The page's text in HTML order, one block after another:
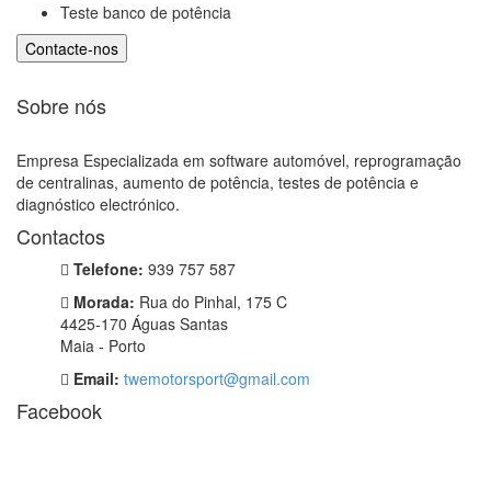
Teste banco de potência
Sobre nós
Empresa Especializada em software automóvel, reprogramação
de centralinas, aumento de potência, testes de potência e
diagnóstico electrónico.
Contactos
Telefone: 939 757 587
Morada: Rua do Pinhal, 175 C
4425-170 Águas Santas
Maia - Porto
Email: twemotorsport@gmail.com
Facebook